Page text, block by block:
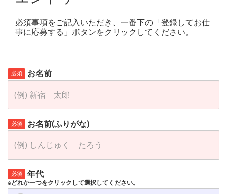
必須事項をご記入いただき、一番下の「登録してお仕
事に応募する」ボタンをクリックしてください。
必須 お名前
必須 お名前(ふりがな)
必須 年代
※どれか一つをクリックして選択してください。